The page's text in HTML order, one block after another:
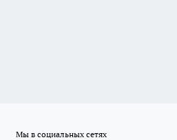
Мы в социальных сетях